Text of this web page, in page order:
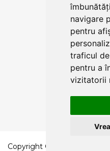
navigare
pentru
traficul
pentru a
vizitatorii
COMENZI
TERMENI
Copyright © 2023 Axelen.